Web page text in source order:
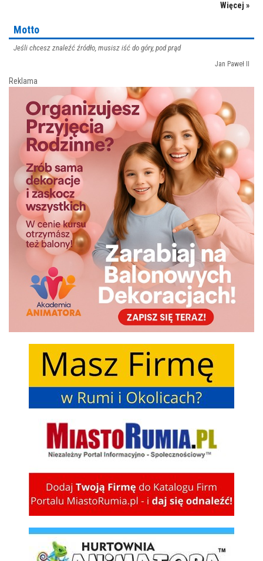
Więcej »
Motto
Jeśli chcesz znaleźć źródło, musisz iść do góry, pod prąd
Jan Paweł II
Reklama